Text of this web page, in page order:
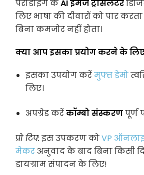
पैराडाइग केAI इमेज ट्रांसलेटर
लिए भाषा की दीवारों को पार
बिना कमजोर नहीं होता।
क्या आप इसका प्रयोग करने के
इसका उपयोग करेंमुफ्त डेमो
लिए।
अपग्रेड करेंकॉम्बो संस्करणपूर्ण
प्रो टिप: इस उपकरण कोVP
मेकरअनुवाद के बाद बिना किसी
डायग्राम संपादन के लिए!